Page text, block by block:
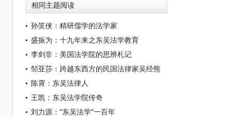
相同主题阅读
孙笑侠：精研儒学的法学家
盛振为：十九年来之东吴法学教育
李剑非：美国法学院的思辨札记
邹亚莎：跨越东西方的民国法律家吴经熊
陈霄：东吴法律人
王凯：东吴法学院传奇
刘力源：“东吴法学”一百年